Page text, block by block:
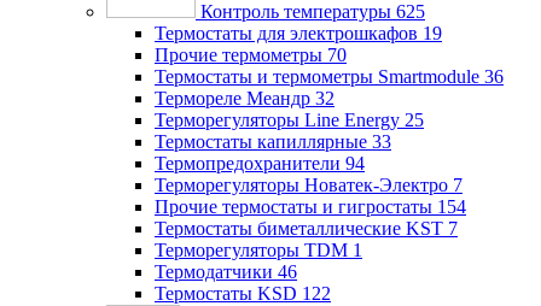
Контроль температуры 625
Термостаты для электрошкафов 19
Прочие термометры 70
Термостаты и термометры Smartmodule 36
Термореле Меандр 32
Терморегуляторы Line Energy 25
Термостаты капиллярные 33
Термопредохранители 94
Терморегуляторы Новатек-Электро 7
Прочие термостаты и гигростаты 154
Термостаты биметаллические KST 7
Терморегуляторы TDM 1
Термодатчики 46
Термостаты KSD 122